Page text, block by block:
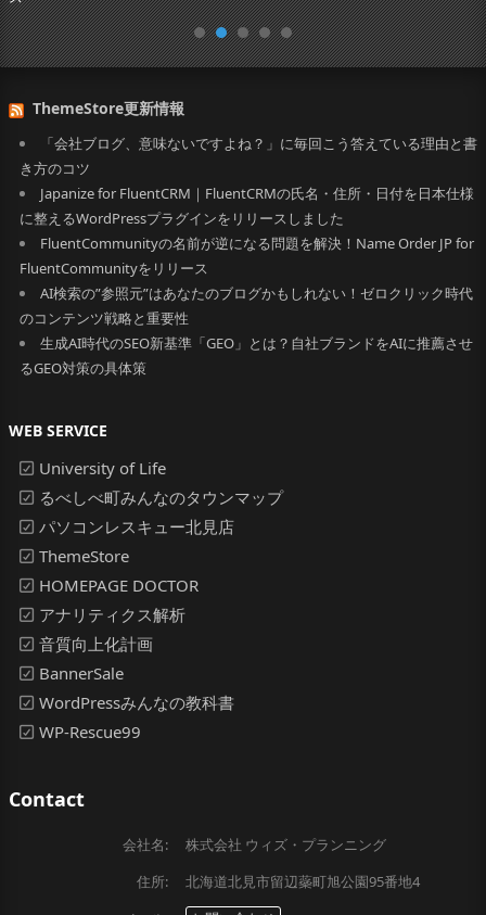
ThemeStore更新情報
「会社ブログ、意味ないですよね？」に毎回こう答えている理由と書
き方のコツ
Japanize for FluentCRM｜FluentCRMの氏名・住所・日付を日本仕様
に整えるWordPressプラグインをリリースしました
FluentCommunityの名前が逆になる問題を解決！Name Order JP for
FluentCommunityをリリース
AI検索の”参照元”はあなたのブログかもしれない！ゼロクリック時代
のコンテンツ戦略と重要性
生成AI時代のSEO新基準「GEO」とは？自社ブランドをAIに推薦させ
るGEO対策の具体策
WEB SERVICE
University of Life
るべしべ町みんなのタウンマップ
パソコンレスキュー北見店
ThemeStore
HOMEPAGE DOCTOR
アナリティクス解析
音質向上化計画
BannerSale
WordPressみんなの教科書
WP-Rescue99
Contact
会社名:
株式会社 ウィズ・プランニング
住所:
北海道北見市留辺蘂町旭公園95番地4